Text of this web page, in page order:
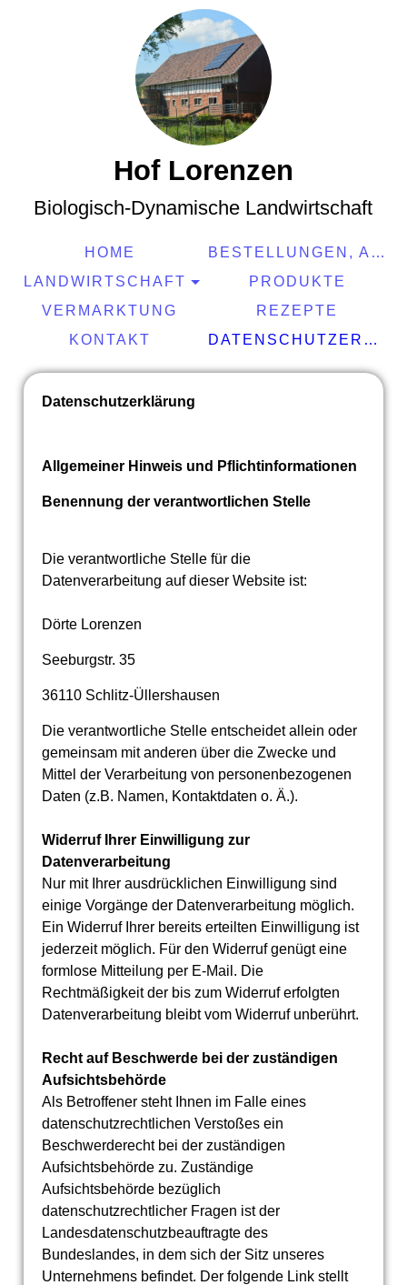
Hof Lorenzen
Biologisch-Dynamische Landwirtschaft
HOME
BESTELLUNGEN, AKTUELLES
LANDWIRTSCHAFT
PRODUKTE
VERMARKTUNG
REZEPTE
KONTAKT
DATENSCHUTZERKLÄRUNG UND IMPRESSUM
Datenschutzerklärung
Allgemeiner Hinweis und Pflichtinformationen
Benennung der verantwortlichen Stelle
Die verantwortliche Stelle für die
Datenverarbeitung auf dieser Website ist:
Dörte Lorenzen
Seeburgstr. 35
36110 Schlitz-Üllershausen
Die verantwortliche Stelle entscheidet allein oder
gemeinsam mit anderen über die Zwecke und
Mittel der Verarbeitung von personenbezogenen
Daten (z.B. Namen, Kontaktdaten o. Ä.).
Widerruf Ihrer Einwilligung zur
Datenverarbeitung
Nur mit Ihrer ausdrücklichen Einwilligung sind
einige Vorgänge der Datenverarbeitung möglich.
Ein Widerruf Ihrer bereits erteilten Einwilligung ist
jederzeit möglich. Für den Widerruf genügt eine
formlose Mitteilung per E-Mail. Die
Rechtmäßigkeit der bis zum Widerruf erfolgten
Datenverarbeitung bleibt vom Widerruf unberührt.
Recht auf Beschwerde bei der zuständigen
Aufsichtsbehörde
Als Betroffener steht Ihnen im Falle eines
datenschutzrechtlichen Verstoßes ein
Beschwerderecht bei der zuständigen
Aufsichtsbehörde zu. Zuständige
Aufsichtsbehörde bezüglich
datenschutzrechtlicher Fragen ist der
Landesdatenschutzbeauftragte des
Bundeslandes, in dem sich der Sitz unseres
Unternehmens befindet. Der folgende Link stellt